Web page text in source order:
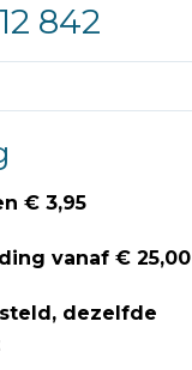
842
€ 3,95
vanaf € 25,00
dezelfde